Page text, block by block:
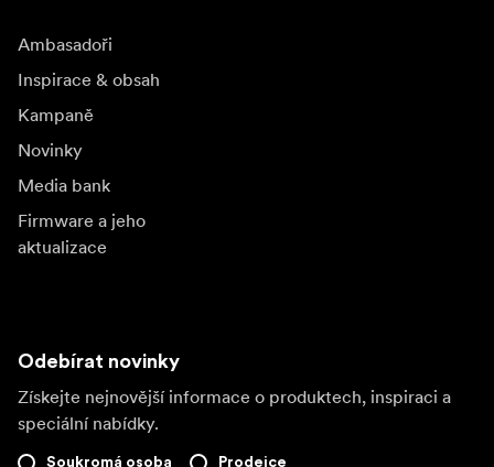
Ambasadoři
Inspirace & obsah
Kampaně
Novinky
Media bank
Firmware a jeho
aktualizace
Odebírat novinky
Získejte nejnovější informace o produktech, inspiraci a
speciální nabídky.
Soukromá osoba Prodejce